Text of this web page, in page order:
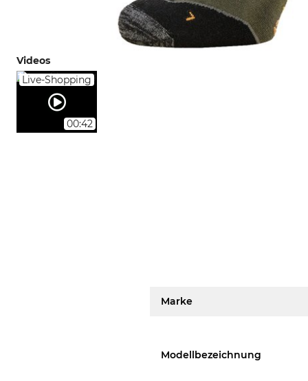
Videos
Live-Shopping
00:42
Marke
Modellbezeichnung